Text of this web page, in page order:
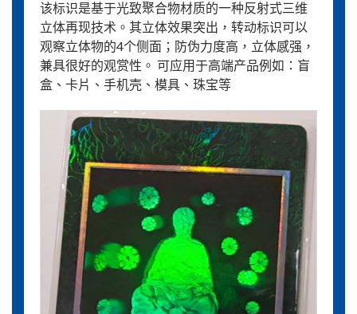
该标识是基于光致聚合物材质的一种反射式三维
立体再现技术。其立体效果突出，转动标识可以
观察立体物的4个侧面；防伪力度高，立体感强，
兼具很好的观赏性。 可应用于高端产品例如：盲
盒、卡片、手机壳、模具、珠宝等